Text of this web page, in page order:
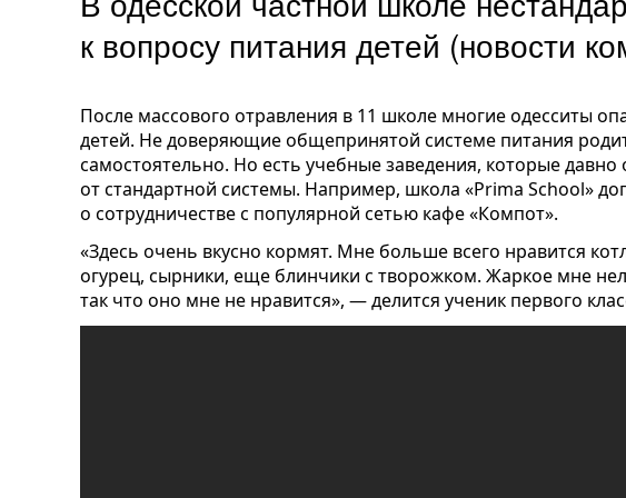
к вопросу питания детей (новости
После массового отравления в 11 школе многие одесситы
детей. Не доверяющие общепринятой системе питания
самостоятельно. Но есть учебные заведения, которые давно
от стандартной системы. Например, школа «Prima School»
о сотрудничестве с популярной сетью кафе «Компот».
«Здесь очень вкусно кормят. Мне больше всего нравится
огурец, сырники, еще блинчики с творожком. Жаркое мне
так что оно мне не нравится», — делится ученик первого